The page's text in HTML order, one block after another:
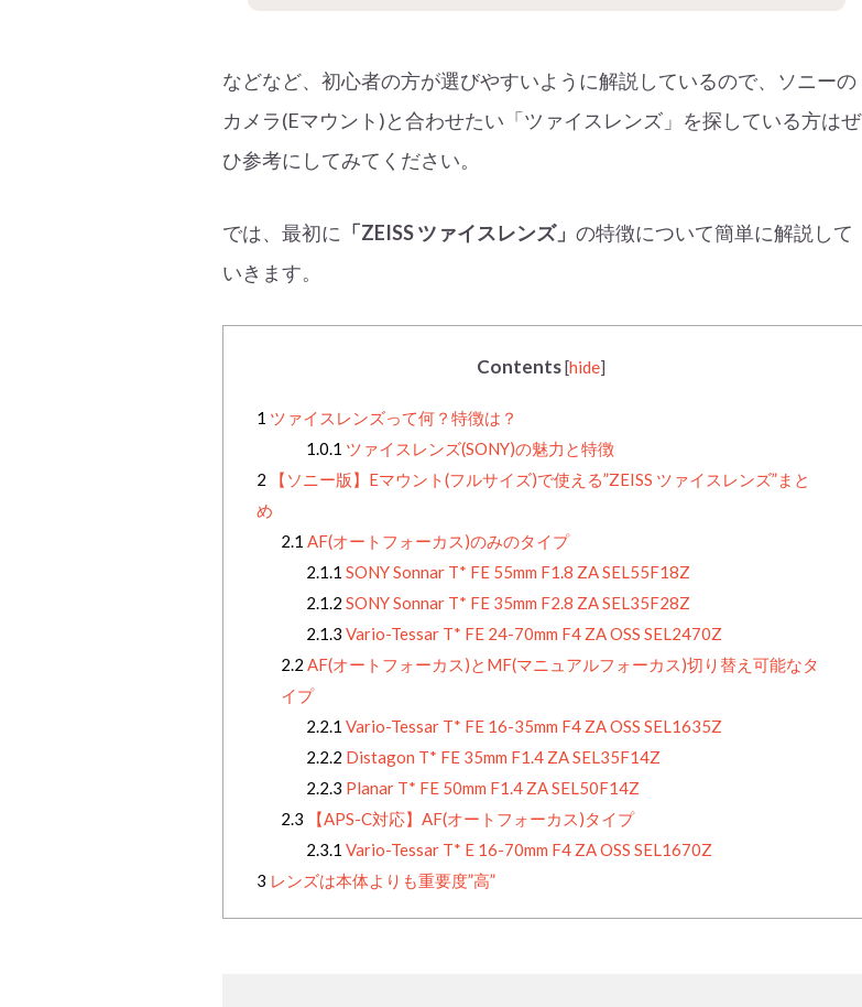
などなど、初心者の方が選びやすいように解説しているので、ソニーの
カメラ(Eマウント)と合わせたい「ツァイスレンズ」を探している方はぜ
ひ参考にしてみてください。
では、最初に 「ZEISS ツァイスレンズ」 の特徴について簡単に解説して
いきます。
Contents[hide]
1 ツァイスレンズって何？特徴は？
1.0.1 ツァイスレンズ(SONY)の魅力と特徴
2 【ソニー版】Eマウント(フルサイズ)で使える”ZEISS ツァイスレンズ”まと
め
2.1 AF(オートフォーカス)のみのタイプ
2.1.1 SONY Sonnar T* FE 55mm F1.8 ZA SEL55F18Z
2.1.2 SONY Sonnar T* FE 35mm F2.8 ZA SEL35F28Z
2.1.3 Vario-Tessar T* FE 24-70mm F4 ZA OSS SEL2470Z
2.2 AF(オートフォーカス)とMF(マニュアルフォーカス)切り替え可能なタ
イプ
2.2.1 Vario-Tessar T* FE 16-35mm F4 ZA OSS SEL1635Z
2.2.2 Distagon T* FE 35mm F1.4 ZA SEL35F14Z
2.2.3 Planar T* FE 50mm F1.4 ZA SEL50F14Z
2.3 【APS-C対応】AF(オートフォーカス)タイプ
2.3.1 Vario-Tessar T* E 16-70mm F4 ZA OSS SEL1670Z
3 レンズは本体よりも重要度”高”